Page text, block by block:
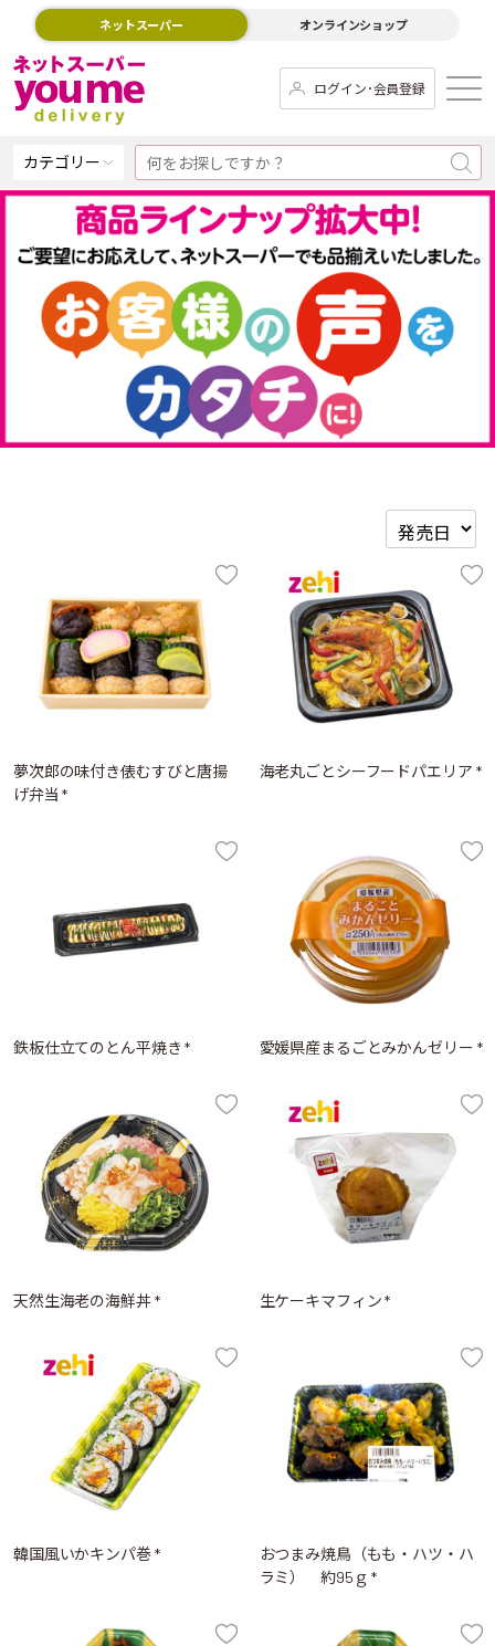
ネットスーパー オンラインショップ
ログイン･会員登録
カテゴリー
夢次郎の味付き俵むすびと唐揚
げ弁当 *
海老丸ごとシーフードパエリア *
鉄板仕立てのとん平焼き * 愛媛県産まるごとみかんゼリー *
天然生海老の海鮮丼 * 生ケーキマフィン *
韓国風いかキンパ巻 *
おつまみ焼鳥（もも・ハツ・ハ
ラミ） 約95ｇ *